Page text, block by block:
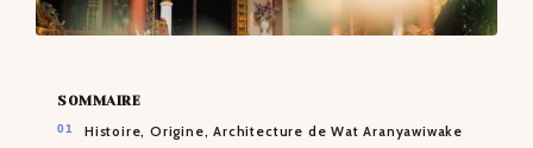
SOMMAIRE
Histoire, Origine, Architecture de Wat Aranyawiwake